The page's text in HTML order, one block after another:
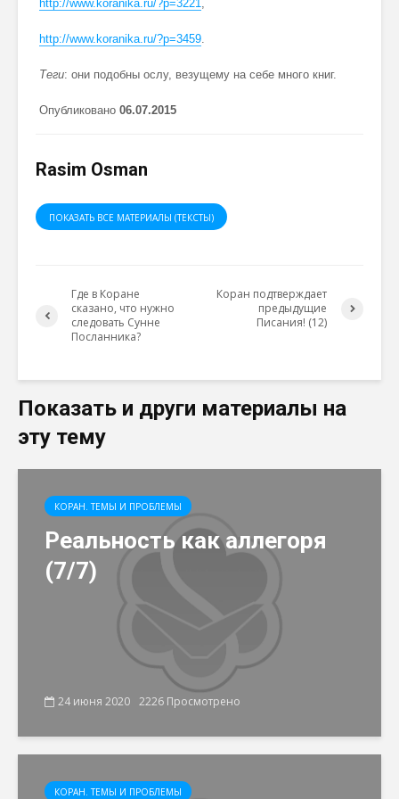
http://www.koranika.ru/?p=3221,
http://www.koranika.ru/?p=3459.
Теги: они подобны ослу, везущему на себе много книг.
Опубликовано 06.07.2015
Rasim Osman
ПОКАЗАТЬ ВСЕ МАТЕРИАЛЫ (ТЕКСТЫ)
Где в Коране
сказано, что нужно
следовать Сунне
Посланника?
Коран подтверждает
предыдущие
Писания! (12)
Показать и други материалы на
эту тему
КОРАН. ТЕМЫ И ПРОБЛЕМЫ
Реальность как аллегоря
(7/7)
24 июня 2020 2226 Просмотрено
КОРАН. ТЕМЫ И ПРОБЛЕМЫ